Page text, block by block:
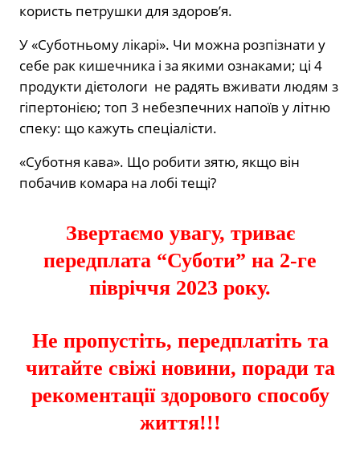
користь петрушки для здоров’я.
У «Суботньому лікарі». Чи можна розпізнати у
себе рак кишечника і за якими ознаками; ці 4
продукти дієтологи не радять вживати людям з
гіпертонією; топ 3 небезпечних напоїв у літню
спеку: що кажуть спеціалісти.
«Суботня кава». Що робити зятю, якщо він
побачив комара на лобі тещі?
Звертаємо увагу, триває
передплата “Суботи” на 2-ге
півріччя 2023 року.
Не пропустіть, передплатіть та
читайте свіжі новини, поради та
рекоментації здорового способу
життя!!!